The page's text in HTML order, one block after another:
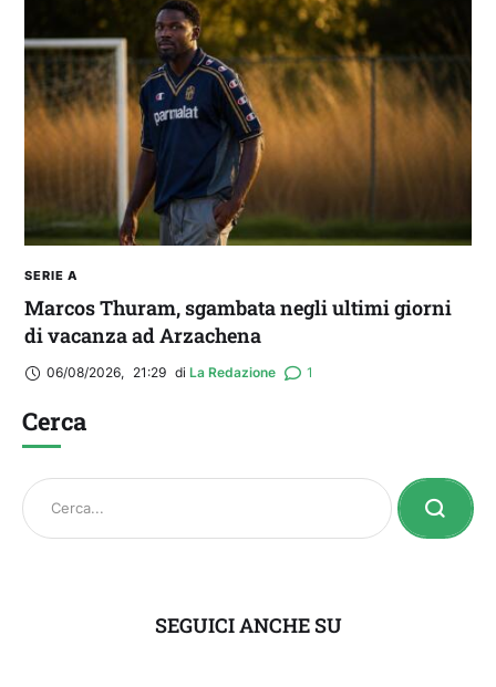
SERIE A
Marcos Thuram, sgambata negli ultimi giorni
di vacanza ad Arzachena
06/08/2026, 21:29 di La Redazione 1
Cerca
SEGUICI ANCHE SU